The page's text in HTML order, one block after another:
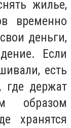
жилье,
временно
деньги,
Если
есть
держат
образом
хранятся